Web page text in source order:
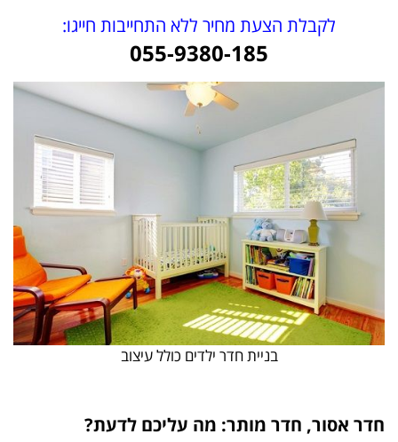
לקבלת הצעת מחיר ללא התחייבות חייגו:
055-9380-185
בניית חדר ילדים כולל עיצוב
חדר אסור, חדר מותר: מה עליכם לדעת?